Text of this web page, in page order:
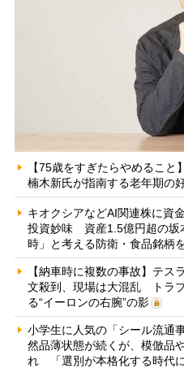
【75歳をすぎたらやめること
楠木新氏が指南する老年期の
キオクシアなどAI関連株に資
投資妙味 資産1.5億円超の坂
時」と考える防衛・食品銘柄
【納車時に複数の事故】テス
文殺到、現場は大混乱 トラ
る“イーロンの右腕”の影
小学生に人気の「シール流
然品薄状態が続くが、模倣品
れ 「選別が本格化する時代に